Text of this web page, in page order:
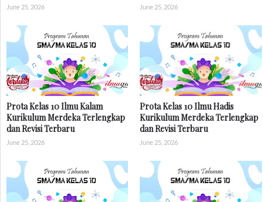
June 25, 2026 June 25, 2026
Prota Kelas 10 Ilmu Kalam
Kurikulum Merdeka Terlengkap
dan Revisi Terbaru
June 25, 2026
Prota Kelas 10 Ilmu Hadis
Kurikulum Merdeka Terlengkap
dan Revisi Terbaru
June 25, 2026